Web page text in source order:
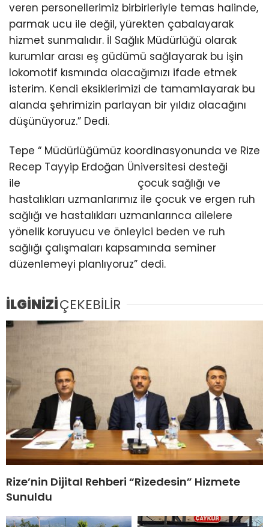
veren personellerimiz birbirleriyle temas halinde,
parmak ucu ile değil, yürekten çabalayarak
hizmet sunmalıdır. İl Sağlık Müdürlüğü olarak
kurumlar arası eş güdümü sağlayarak bu işin
lokomotif kısmında olacağımızı ifade etmek
isterim. Kendi eksiklerimizi de tamamlayarak bu
alanda şehrimizin parlayan bir yıldız olacağını
düşünüyoruz.” Dedi.
Tepe “ Müdürlüğümüz koordinasyonunda ve Rize
Recep Tayyip Erdoğan Üniversitesi desteği
ile çocuk sağlığı ve
hastalıkları uzmanlarımız ile çocuk ve ergen ruh
sağlığı ve hastalıkları uzmanlarınca ailelere
yönelik koruyucu ve önleyici beden ve ruh
sağlığı çalışmaları kapsamında seminer
düzenlemeyi planlıyoruz” dedi.
İLGİNİZİÇEKEBİLİR
Rize’nin Dijital Rehberi “Rizedesin” Hizmete
Sunuldu